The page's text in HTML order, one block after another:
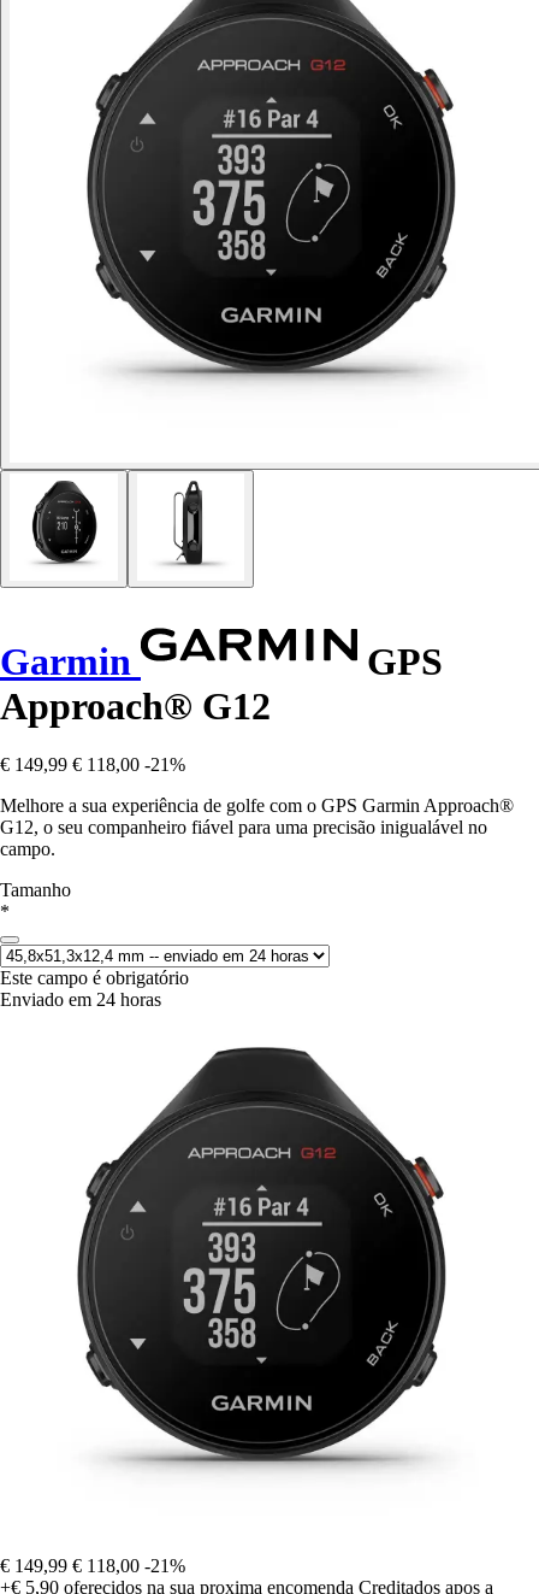
Garmin
GPS
Approach® G12
€ 149,99 € 118,00 -21%
Melhore a sua experiência de golfe com o GPS Garmin Approach®
G12, o seu companheiro fiável para uma precisão inigualável no
campo.
Tamanho
*
Este campo é obrigatório
Enviado em 24 horas
€ 149,99 € 118,00 -21%
+€ 5,90 oferecidos na sua proxima encomenda Creditados apos a